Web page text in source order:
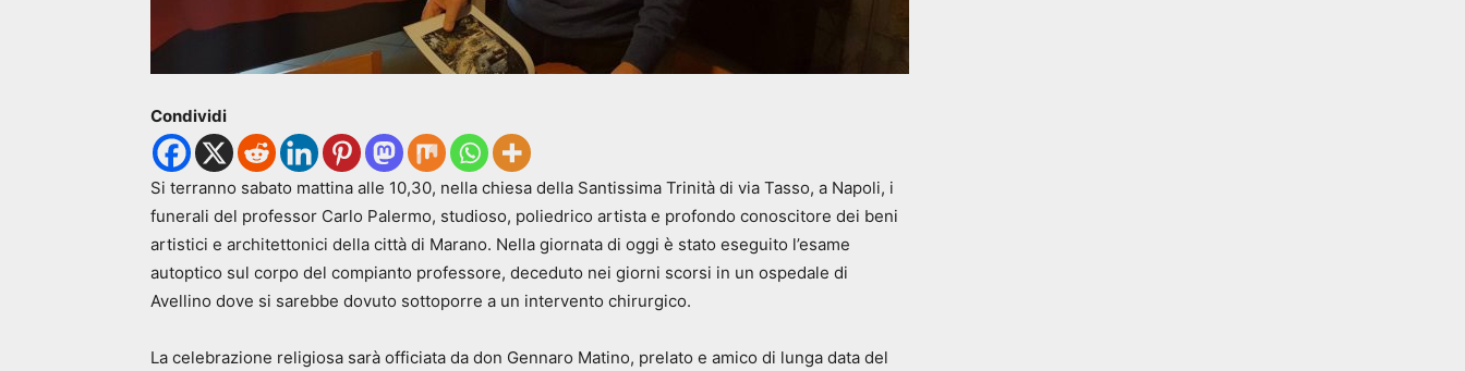
Condividi
Si terranno sabato mattina alle 10,30, nella chiesa della Santissima Trinità di via Tasso, a Napoli, i
funerali del professor Carlo Palermo, studioso, poliedrico artista e profondo conoscitore dei beni
artistici e architettonici della città di Marano. Nella giornata di oggi è stato eseguito l’esame
autoptico sul corpo del compianto professore, deceduto nei giorni scorsi in un ospedale di
Avellino dove si sarebbe dovuto sottoporre a un intervento chirurgico.
La celebrazione religiosa sarà officiata da don Gennaro Matino, prelato e amico di lunga data del